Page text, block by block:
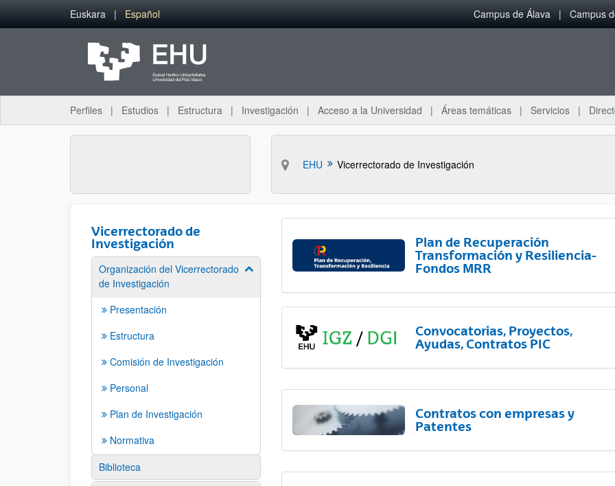
Saltar al contenido principal
Euskara Español Campus de Álava Campus
Perfiles Estudios Estructura Investigación Acceso a la Universidad Áreas temáticas Servicios
EHU Vicerrectorado de Investigación
Vicerrectorado de
Investigación
Organización del Vicerrectorado
de Investigación
Mostrar/ocultar subpáginas
Presentación
Estructura
Comisión de Investigación
Personal
Plan de Investigación
Normativa
Biblioteca
Plan de Recuperación
Transformación y Resiliencia-
Fondos MRR
Convocatorias, Proyectos,
Ayudas, Contratos PIC
Contratos con empresas y
Patentes